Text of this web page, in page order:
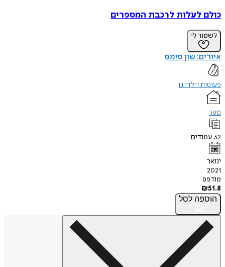
כולם לעלות לרכבת המספרים
לשמור לי
איורים: שון סימס
פעוטות וילדי גן
מטר
32 עמודים
ינואר
2021
מודפס
₪51.8
הוספה לסל